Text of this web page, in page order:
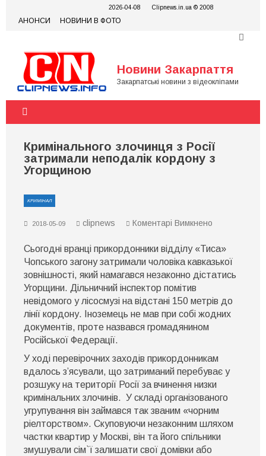
content
2026-04-08 Clipnews.in.ua © 2008
АНОНСИ НОВИНИ В ФОТО
Новини Закарпаття
Закарпатські новини з відеокліпами
Кримінального злочинця з Росії
затримали неподалік кордону з
Угорщиною
КРИМІНАЛ
2018-05-09 clipnews Коментарі Вимкнено
з
Росії
неподалік
з
Угорщиною
Сьогодні вранці прикордонники відділу «Тиса»
Чопського загону затримали чоловіка кавказької
зовнішності, який намагався незаконно дістатись
Угорщини. Дільничний інспектор помітив
невідомого у лісосмузі на відстані 150 метрів до
лінії кордону. Іноземець не мав при собі жодних
документів, проте назвався громадянином
Російської Федерації.
У ході перевірочних заходів прикордонникам
вдалось з’ясували, що затриманий перебуває у
розшуку на території Росії за вчинення низки
кримінальних злочинів. У складі організованого
угрупування він займався так званим «чорним
ріелторством». Скуповуючи незаконним шляхом
частки квартир у Москві, він та його спільники
змушували сім`ї залишати свої домівки або